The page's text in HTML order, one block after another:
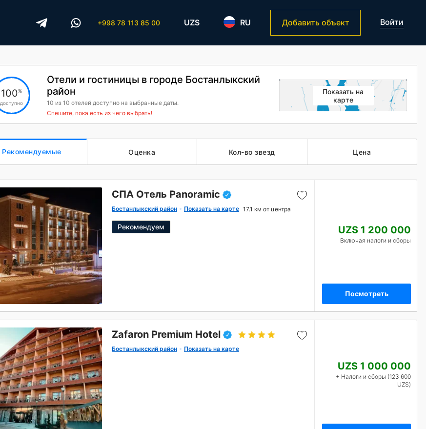
+998 78 113 85 00 UZS RU Добавить объект Войти
100%
доступно
Отели и гостиницы в городе Бостанлыкский
район
10 из 10 отелей доступно на выбранные даты.
Спешите, пока есть из чего выбрать!
Показать на
карте
Рекомендуемые Оценка Кол-во звезд Цена
СПА Отель Panoramic
Бостанлыкский район Показать на карте 17.1 км от центра
Рекомендуем UZS 1 200 000
Включая налоги и сборы
Посмотреть
Zafaron Premium Hotel
Бостанлыкский район Показать на карте
UZS 1 000 000
+ Налоги и сборы (123 600
UZS)